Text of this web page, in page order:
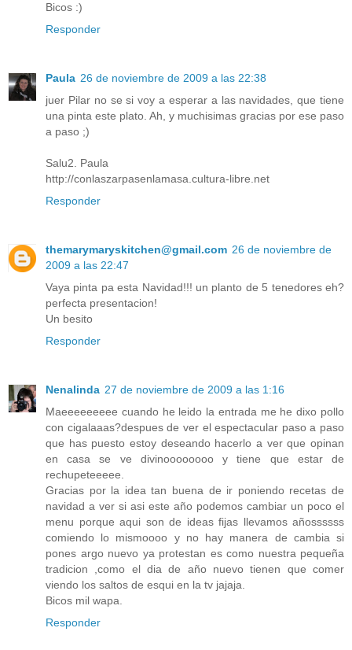
Bicos :)
Responder
Paula 26 de noviembre de 2009 a las 22:38
juer Pilar no se si voy a esperar a las navidades, que tiene
una pinta este plato. Ah, y muchisimas gracias por ese paso
a paso ;)
Salu2. Paula
http://conlaszarpasenlamasa.cultura-libre.net
Responder
themarymaryskitchen@gmail.com 26 de noviembre de
2009 a las 22:47
Vaya pinta pa esta Navidad!!! un planto de 5 tenedores eh?
perfecta presentacion!
Un besito
Responder
Nenalinda 27 de noviembre de 2009 a las 1:16
Maeeeeeeeee cuando he leido la entrada me he dixo pollo
con cigalaaas?despues de ver el espectacular paso a paso
que has puesto estoy deseando hacerlo a ver que opinan
en casa se ve divinoooooooo y tiene que estar de
rechupeteeeee.
Gracias por la idea tan buena de ir poniendo recetas de
navidad a ver si asi este año podemos cambiar un poco el
menu porque aqui son de ideas fijas llevamos añossssss
comiendo lo mismoooo y no hay manera de cambia si
pones argo nuevo ya protestan es como nuestra pequeña
tradicion ,como el dia de año nuevo tienen que comer
viendo los saltos de esqui en la tv jajaja.
Bicos mil wapa.
Responder